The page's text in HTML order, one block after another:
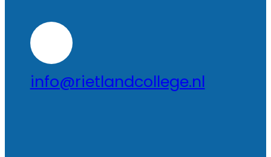
info@rietlandcollege.nl